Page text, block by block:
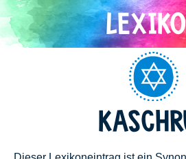
Direkt
zum
Inhalt